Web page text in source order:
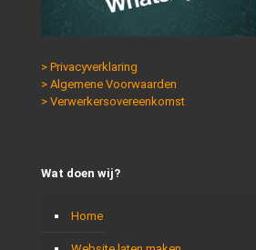
> Privacyverklaring
> Algemene Voorwaarden
> Verwerkersovereenkomst
Wat doen wij?
Home